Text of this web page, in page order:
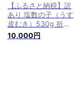
【ふるさと納税】訳
あり 塩数の子（うす
皮むき）530g 折
子 お正月 人気
魚卵 高級 ごはん
10,000円